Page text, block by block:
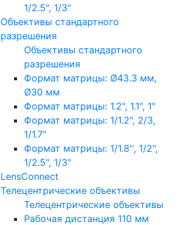
1/2.5", 1/3"
Объективы стандартного
разрешения
Объективы стандартного
разрешения
Формат матрицы: Ø43.3 мм,
Ø30 мм
Формат матрицы: 1.2", 1.1", 1"
Формат матрицы: 1/1.2", 2/3,
1/1.7"
Формат матрицы: 1/1.8'', 1/2",
1/2.5", 1/3"
LensConnect
Телецентрические объективы
Телецентрические объективы
Рабочая дистанция 110 мм